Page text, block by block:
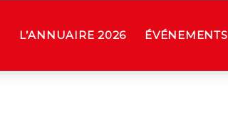
L’ANNUAIRE 2026 ÉVÉNEMENTS